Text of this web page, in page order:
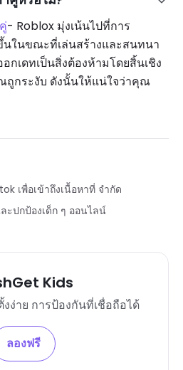
- Roblox มุ่งเน้นไปที่การ
นในขณะที่เล่นสร้างและสนทนา
กเดทเป็นสิ่งต้องห้ามโดยสิ้นเชิง
ถูกระงับ ดังนั้นให้แน่ใจว่าคุณ
เพื่อเข้าถึงเนื้อหาที่ จำกัด
ปกป้องเด็ก ๆ ออนไลน์
Kids
ง่าย การป้องกันที่เชื่อถือได้
ลองฟรี